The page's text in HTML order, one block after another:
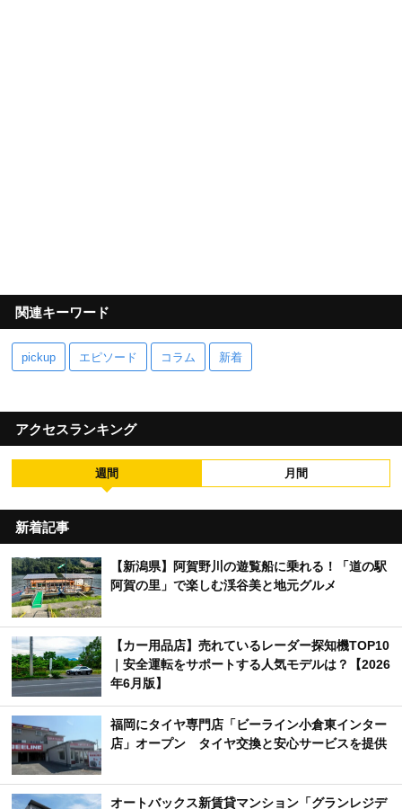
関連キーワード
pickup エピソード コラム 新着
アクセスランキング
週間 月間
新着記事
【新潟県】阿賀野川の遊覧船に乗れる！「道の駅
阿賀の里」で楽しむ渓谷美と地元グルメ
【カー用品店】売れているレーダー探知機TOP10
｜安全運転をサポートする人気モデルは？【2026
年6月版】
福岡にタイヤ専門店「ビーライン小倉東インター
店」オープン タイヤ交換と安心サービスを提供
オートバックス新賃貸マンション「グランレジデ